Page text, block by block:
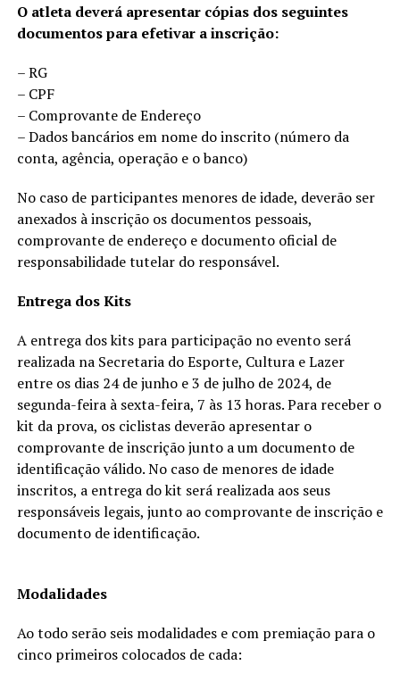
O atleta deverá apresentar cópias dos seguintes
documentos para efetivar a inscrição:
– RG
– CPF
– Comprovante de Endereço
– Dados bancários em nome do inscrito (número da
conta, agência, operação e o banco)
No caso de participantes menores de idade, deverão ser
anexados à inscrição os documentos pessoais,
comprovante de endereço e documento oficial de
responsabilidade tutelar do responsável.
Entrega dos Kits
A entrega dos kits para participação no evento será
realizada na Secretaria do Esporte, Cultura e Lazer
entre os dias 24 de junho e 3 de julho de 2024, de
segunda-feira à sexta-feira, 7 às 13 horas. Para receber o
kit da prova, os ciclistas deverão apresentar o
comprovante de inscrição junto a um documento de
identificação válido. No caso de menores de idade
inscritos, a entrega do kit será realizada aos seus
responsáveis legais, junto ao comprovante de inscrição e
documento de identificação.
Modalidades
Ao todo serão seis modalidades e com premiação para o
cinco primeiros colocados de cada: